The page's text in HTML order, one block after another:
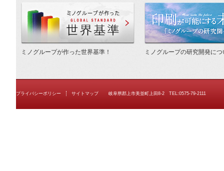
作った世界基準
ミノグループが作った世界基準！ ミノグループの研究開発につ
プライバシーポリシー サイトマップ 岐阜県郡上市美並町上田8-2 TEL:0575-79-2111